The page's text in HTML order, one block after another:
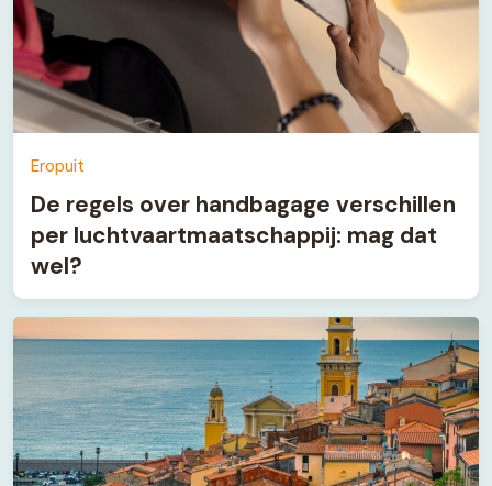
Eropuit
De regels over handbagage verschillen
per luchtvaartmaatschappij: mag dat
wel?